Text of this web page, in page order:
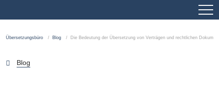
Übersetzungsbüro Blog Die Bedeutung der Übersetzung von Verträgen und rechtlichen
Blog